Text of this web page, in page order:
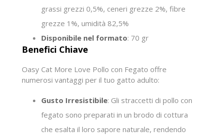
grassi grezzi 0,5%, ceneri grezze 2%, fibre
grezze 1%, umidità 82,5%
Disponibile nel formato: 70 gr
Benefici Chiave
Oasy Cat More Love Pollo con Fegato offre
numerosi vantaggi per il tuo gatto adulto:
Gusto Irresistibile: Gli straccetti di pollo con
fegato sono preparati in un brodo di cottura
che esalta il loro sapore naturale, rendendo